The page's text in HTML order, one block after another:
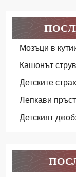
Мозъци в
Кашонът
Детските
Лепкави
Детският